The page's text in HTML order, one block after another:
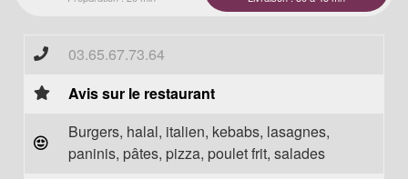
03.65.67.73.64
Avis sur le restaurant
Burgers, halal, italien, kebabs, lasagnes,
paninis, pâtes, pizza, poulet frit, salades